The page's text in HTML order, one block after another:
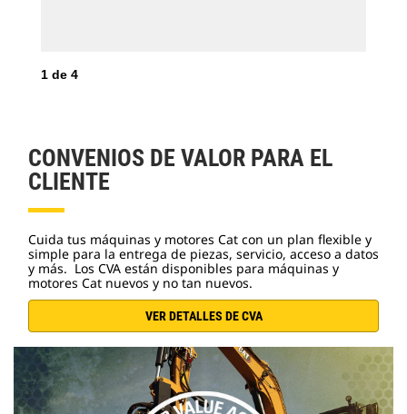
1 de 4
CONVENIOS DE VALOR PARA EL
CLIENTE
Cuida tus máquinas y motores Cat con un plan flexible y
simple para la entrega de piezas, servicio, acceso a datos
y más. Los CVA están disponibles para máquinas y
motores Cat nuevos y no tan nuevos.
VER DETALLES DE CVA